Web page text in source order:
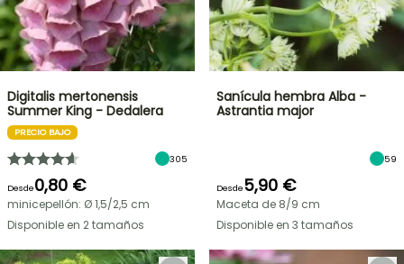
Digitalis mertonensis
Summer King - Dedalera
PRECIO BAJO
305
Desde0,80 €
minicepellón: Ø 1,5/2,5 cm
Disponible en 2 tamaños
Sanícula hembra Alba -
Astrantia major
59
Desde5,90 €
Maceta de 8/9 cm
Disponible en 3 tamaños